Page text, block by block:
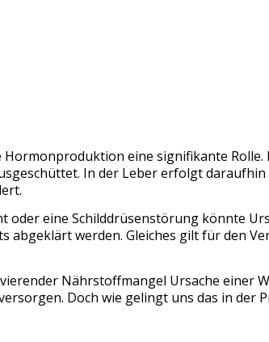
eine signifikante
In der Leber erfolgt daraufhin
eine Schilddrüsenstörung könnte
werden. Gleiches gilt für den
Nährstoffmangel Ursache einer
Doch wie gelingt uns das in der